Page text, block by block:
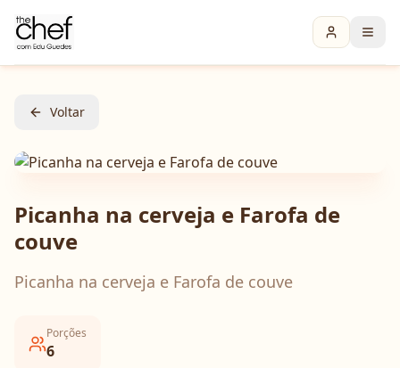
Voltar
Picanha na cerveja e Farofa de
couve
Picanha na cerveja e Farofa de couve
Porções
6